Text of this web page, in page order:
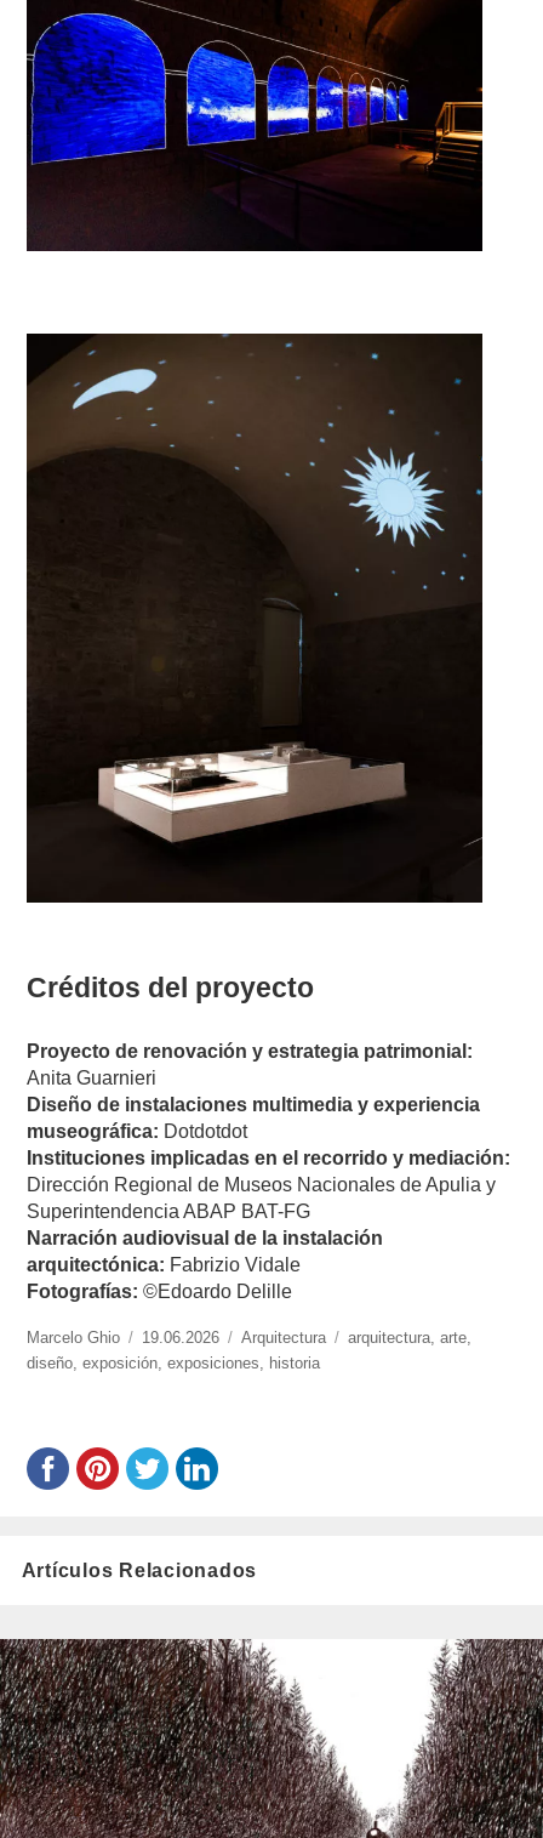
Créditos del proyecto
Proyecto de renovación y estrategia patrimonial:
Anita Guarnieri
Diseño de instalaciones multimedia y experiencia
museográfica: Dotdotdot
Instituciones implicadas en el recorrido y mediación:
Dirección Regional de Museos Nacionales de Apulia y
Superintendencia ABAP BAT-FG
Narración audiovisual de la instalación
arquitectónica: Fabrizio Vidale
Fotografías: ©Edoardo Delille
https://www.experimenta.es/author/marcelo-
ghio/
Marcelo Ghio
Publicado
el
19.06.2026 Categorías
Arquitectura Etiquetas
arquitectura,arte,
diseño,exposición,exposiciones, historia
Artículos Relacionados